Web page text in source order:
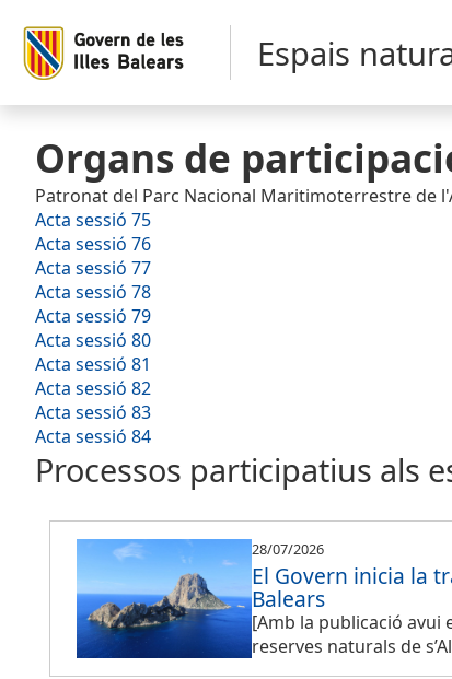
Espais
Organs de
Patronat del Parc Nacional Maritimoterrestre de
Acta sessió 75
Acta sessió 76
Acta sessió 77
Acta sessió 78
Acta sessió 79
Acta sessió 80
Acta sessió 81
Acta sessió 82
Acta sessió 83
Acta sessió 84
Processos participatius als
28/07/2026
El Govern inicia la
Balears
[Amb la publicació avui
reserves naturals de